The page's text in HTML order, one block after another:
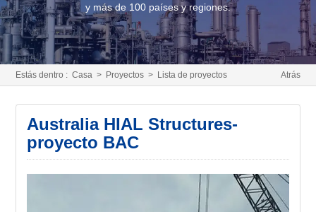
y más de 100 países y regiones.
Atrás
Estás dentro :Casa > Proyectos > Lista de proyectos
Australia HIAL Structures-
proyecto BAC